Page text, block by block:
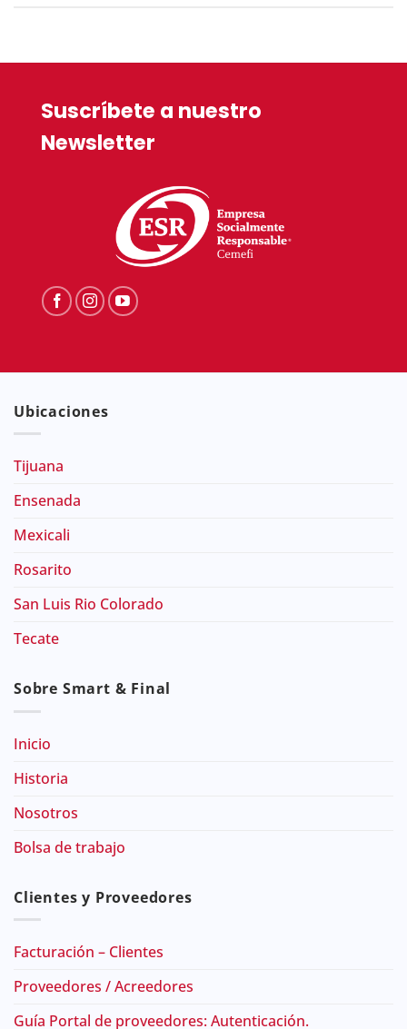
Suscríbete a nuestro
Newsletter
Ubicaciones
Tijuana
Ensenada
Mexicali
Rosarito
San Luis Rio Colorado
Tecate
Sobre Smart & Final
Inicio
Historia
Nosotros
Bolsa de trabajo
Clientes y Proveedores
Facturación – Clientes
Proveedores / Acreedores
Guía Portal de proveedores: Autenticación.